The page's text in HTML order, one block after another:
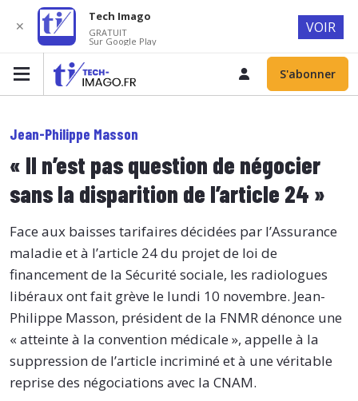
S'abonner
Jean-Philippe Masson
« Il n’est pas question de négocier
sans la disparition de l’article 24 »
Face aux baisses tarifaires décidées par l’Assurance
maladie et à l’article 24 du projet de loi de
financement de la Sécurité sociale, les radiologues
libéraux ont fait grève le lundi 10 novembre. Jean-
Philippe Masson, président de la FNMR dénonce une
« atteinte à la convention médicale », appelle à la
suppression de l’article incriminé et à une véritable
reprise des négociations avec la CNAM.
✕
Tech Imago
GRATUIT
Sur Google Play
VOIR